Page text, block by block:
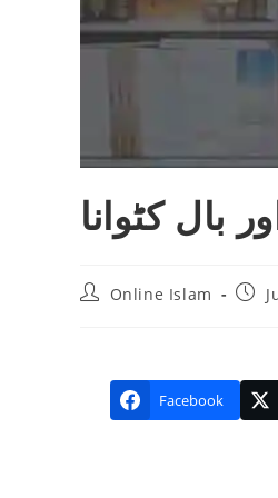
بال کٹوانا
PostOnline Islam
Post
Facebook